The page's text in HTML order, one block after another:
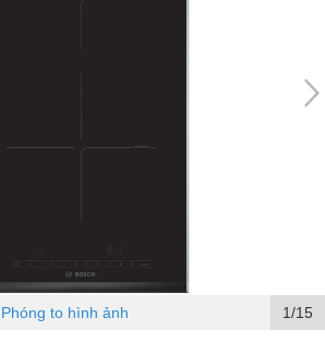
1/15
Phóng to hình ảnh